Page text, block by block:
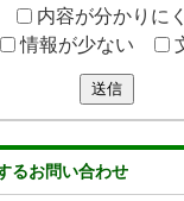
内容が分かりに
情報が少ない
送信
るお問い合わせ